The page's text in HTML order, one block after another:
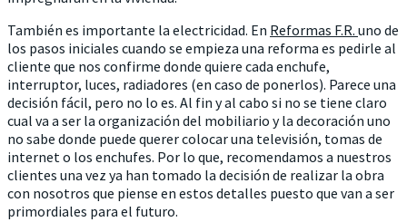
También es importante la electricidad. En Reformas F.R. uno de
los pasos iniciales cuando se empieza una reforma es pedirle al
cliente que nos confirme donde quiere cada enchufe,
interruptor, luces, radiadores (en caso de ponerlos). Parece una
decisión fácil, pero no lo es. Al fin y al cabo si no se tiene claro
cual va a ser la organización del mobiliario y la decoración uno
no sabe donde puede querer colocar una televisión, tomas de
internet o los enchufes. Por lo que, recomendamos a nuestros
clientes una vez ya han tomado la decisión de realizar la obra
con nosotros que piense en estos detalles puesto que van a ser
primordiales para el futuro.